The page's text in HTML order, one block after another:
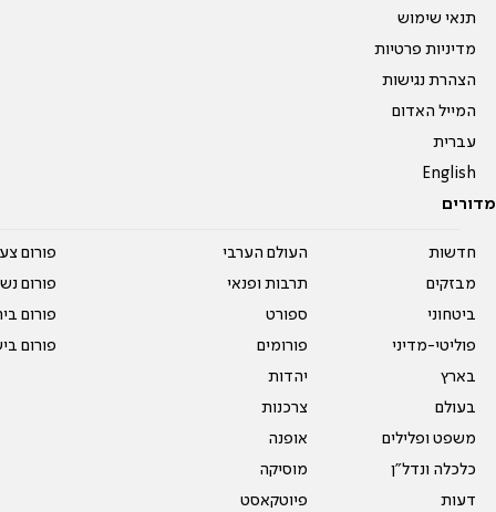
תנאי שימוש
מדיניות פרטיות
הצהרת נגישות
המייל האדום
עברית
English
מדורים
חדשות
מבזקים
ביטחוני
פוליטי-מדיני
בארץ
בעולם
משפט ופלילים
כלכלה ונדל"ן
דעות
העולם הערבי
תרבות ופנאי
ספורט
פורומים
יהדות
צרכנות
אופנה
מוסיקה
פיוטקאסט
פורום
פורום
פורום
פורום